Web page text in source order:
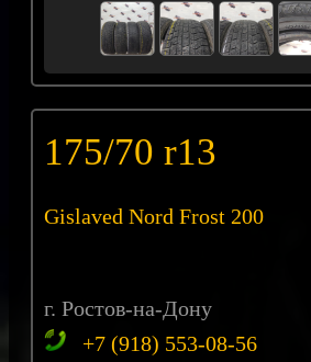
175/70 r13
Gislaved Nord Frost 200
г. Ростов-на-Дону
+7 (918) 553-08-56